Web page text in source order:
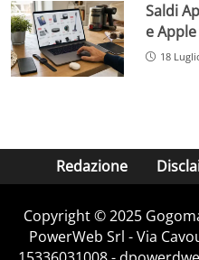
Saldi
e
18
Redazione
Copyright © 2025
PowerWeb Srl - Via